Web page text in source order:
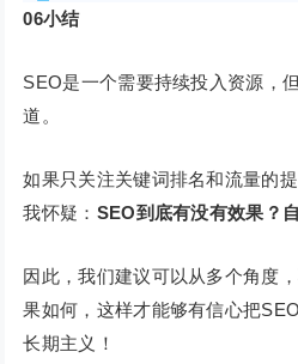
06小结
SEO是一个需要持续投入资源，
道。
如果只关注关键词排名和流量的
我怀疑： SEO到底有没有效果？
因此，我们建议可以从多个角度
果如何，这样才能够有信心把
长期主义！